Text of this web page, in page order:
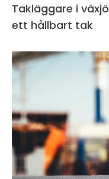
Takläggare i växjö så väljer du rätt och får
ett hållbart tak